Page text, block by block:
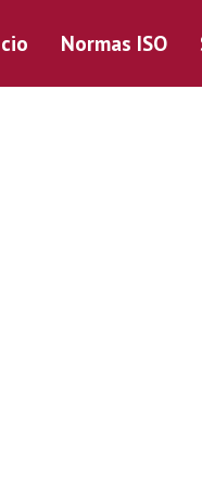
Normas ISO